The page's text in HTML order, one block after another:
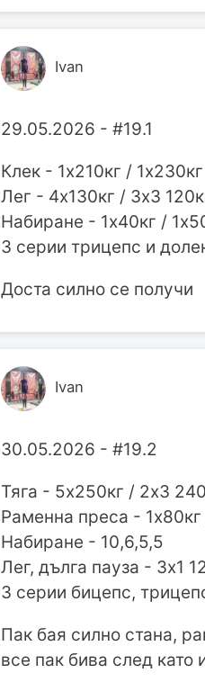
Ivan
29.05.2026 - #19.1
Клек - 1х210кг /
Лег - 4х130кг / 3х3
Набиране - 1х40кг /
3 серии трицепс и
Доста силно се получи
Ivan
30.05.2026 - #19.2
Тяга - 5х250кг / 2х3
Раменна преса -
Набиране - 10,6,5,5
Лег, дълга пауза - 3х1
3 серии бицепс,
Пак бая силно стана,
все пак бива след като